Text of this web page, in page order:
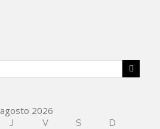
agosto 2026
J V S D